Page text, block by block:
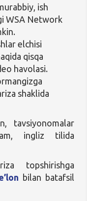
ish
WSA Network
elchisi
qisqa
havolasi.
shaklida
tavsiyonomalar
ingliz tilida
topshirishga
bilan batafsil